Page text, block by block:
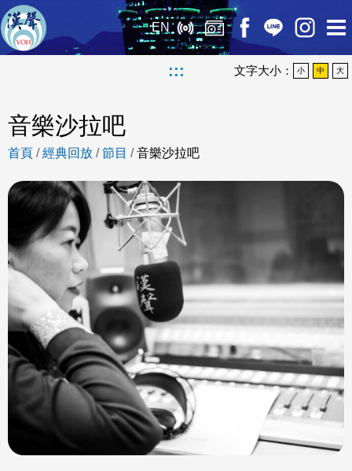
EN
::: 文字大小： 小 中 大
音樂沙拉吧
首頁 /經典回放 /節目 /音樂沙拉吧